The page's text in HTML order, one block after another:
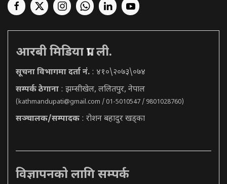
आरबी मिडिया प्रा. ली.
सूचना विभागमा दर्ता नं. : ४१०\२०७३\०७४
सम्पर्क ठेगाना : झम्सीखेल, ललितपुर, नेपाल
(kathmandupati@gmail.com / 01-5010547 / 9801028760)
सञ्चालक/सम्पादक : रोशन बहादुर खड्का
विज्ञापनको लागि सम्पर्क